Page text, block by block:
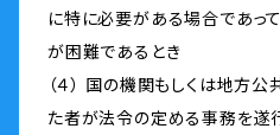
に特に必要がある場合であっ
が困難であるとき
（４） 国の機関もしくは地方
た者が法令の定める事務を遂